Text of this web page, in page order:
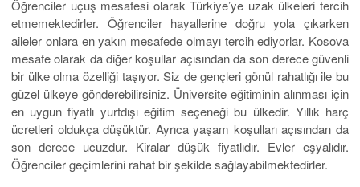
Öğrenciler uçuş mesafesi olarak Türkiye’ye uzak ülkeleri tercih
etmemektedirler. Öğrenciler hayallerine doğru yola çıkarken
aileler onlara en yakın mesafede olmayı tercih ediyorlar. Kosova
mesafe olarak da diğer koşullar açısından da son derece güvenli
bir ülke olma özelliği taşıyor. Siz de gençleri gönül rahatlığı ile bu
güzel ülkeye gönderebilirsiniz. Üniversite eğitiminin alınması için
en uygun fiyatlı yurtdışı eğitim seçeneği bu ülkedir. Yıllık harç
ücretleri oldukça düşüktür. Ayrıca yaşam koşulları açısından da
son derece ucuzdur. Kiralar düşük fiyatlıdır. Evler eşyalıdır.
Öğrenciler geçimlerini rahat bir şekilde sağlayabilmektedirler.